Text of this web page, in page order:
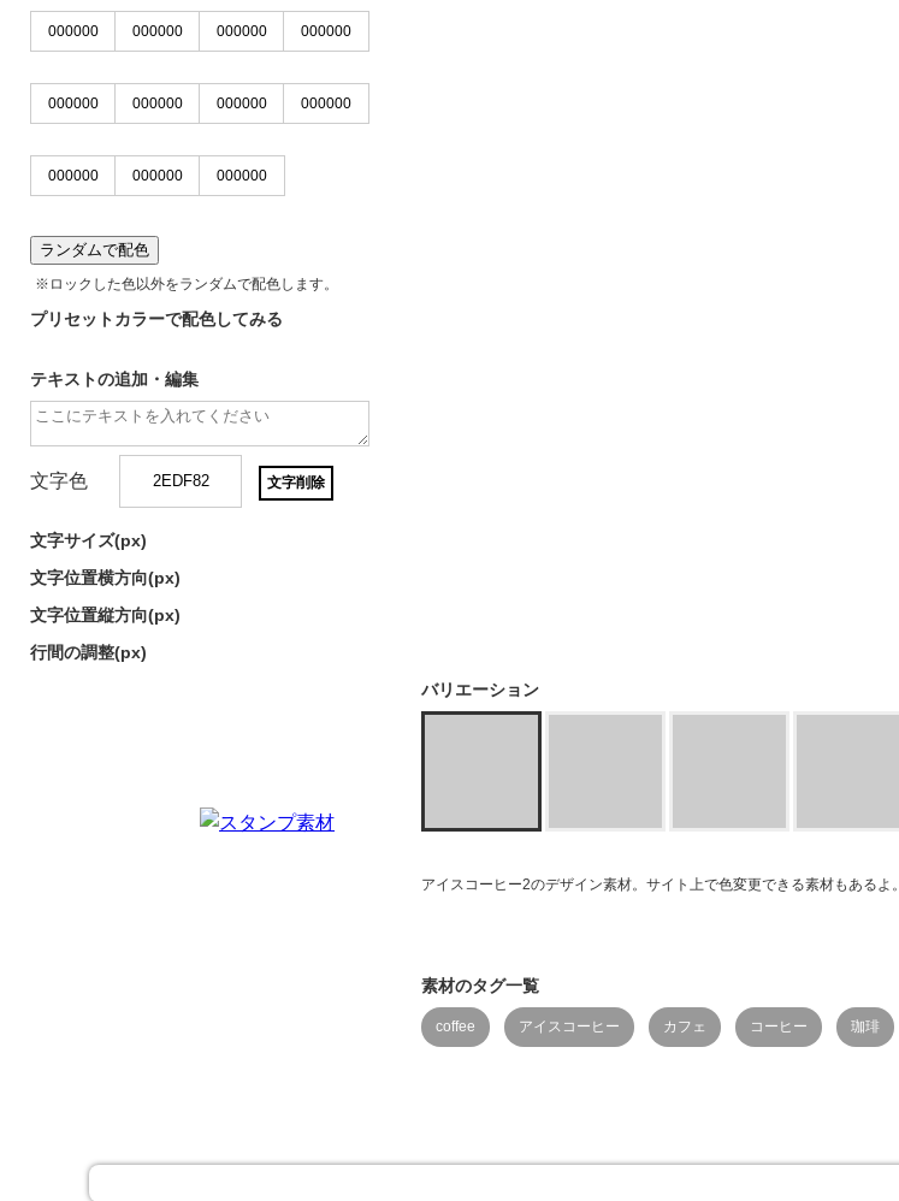
ランダムで配色
※ロックした色以外をランダムで配色します。
プリセットカラーで配色してみる
テキストの追加・編集
文字色 文字削除
文字サイズ(px)
文字位置横方向(px)
文字位置縦方向(px)
行間の調整(px)
バリエーション
アイスコーヒー2のデザイン素材。サイト上で色変更できる素材もあるよ。
素材のタグ一覧
coffee アイスコーヒー カフェ コーヒー 珈琲